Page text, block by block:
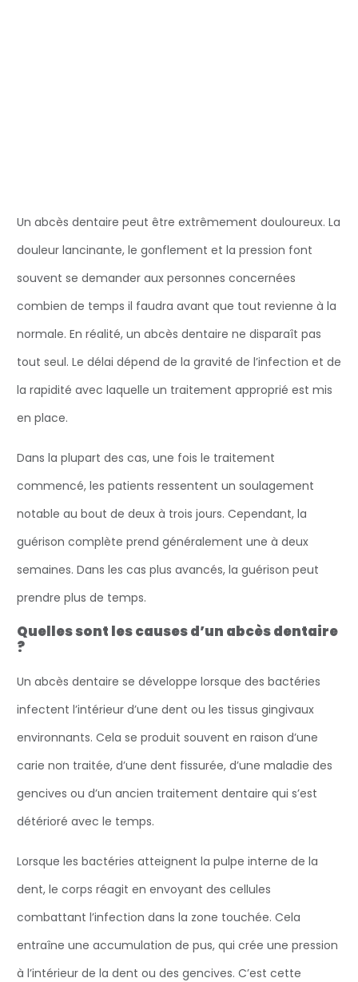
Un abcès dentaire peut être extrêmement douloureux. La
douleur lancinante, le gonflement et la pression font
souvent se demander aux personnes concernées
combien de temps il faudra avant que tout revienne à la
normale. En réalité, un abcès dentaire ne disparaît pas
tout seul. Le délai dépend de la gravité de l’infection et de
la rapidité avec laquelle un traitement approprié est mis
en place.
Dans la plupart des cas, une fois le traitement
commencé, les patients ressentent un soulagement
notable au bout de deux à trois jours. Cependant, la
guérison complète prend généralement une à deux
semaines. Dans les cas plus avancés, la guérison peut
prendre plus de temps.
Quelles sont les causes d’un abcès dentaire
?
Un abcès dentaire se développe lorsque des bactéries
infectent l’intérieur d’une dent ou les tissus gingivaux
environnants. Cela se produit souvent en raison d’une
carie non traitée, d’une dent fissurée, d’une maladie des
gencives ou d’un ancien traitement dentaire qui s’est
détérioré avec le temps.
Lorsque les bactéries atteignent la pulpe interne de la
dent, le corps réagit en envoyant des cellules
combattant l’infection dans la zone touchée. Cela
entraîne une accumulation de pus, qui crée une pression
à l’intérieur de la dent ou des gencives. C’est cette